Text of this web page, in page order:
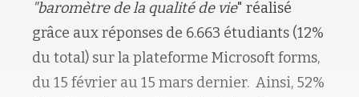
"baromètre de la qualité de vie" réalisé
grâce aux réponses de 6.663 étudiants (12%
du total) sur la plateforme Microsoft forms,
du 15 février au 15 mars dernier. Ainsi, 52%